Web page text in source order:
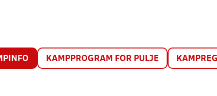
KAMPPROGRAM FOR PULJE